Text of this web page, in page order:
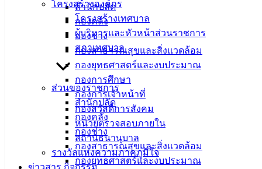
สำนักปลัด
กองคลัง
กองช่าง
กองสาธารณสุขและสิ่งแวดล้อม
กองยุทธศาสตร์และงบประมาณ
กองการศึกษา
กองการเจ้าหน้าที่
กองสวัสดิการสังคม
หน่วยตรวจสอบภายใน
สถานธนานุบาล
รางวัลแห่งความภาคภูมิใจ
ข่าวสาร กิจกรรม
โครงสร้างองค์กร
โครงสร้างเทศบาล
ผู้บริหารและหัวหน้าส่วนราชการ
สภาเทศบาล
ส่วนของราชการ
สำนักปลัด
กองคลัง
กองช่าง
กองสาธารณสุขและสิ่งแวดล้อม
กองยุทธศาสตร์และงบประมาณ
ดาวน์โหลดแบบฟอร์ม, เอกสาร
คู่มือสำหรับประชาชน/คู่มือการปฏิบัติงาน
ข่าวสารน่ารู้
ศุนย์ข้อมูลข่าวสารอิเล็กทรอนิกส์
องค์ความรู้ (Knowledge Management)
ติดต่อเทศบาล
สายตรงนายก
ประวัติเทศบาล